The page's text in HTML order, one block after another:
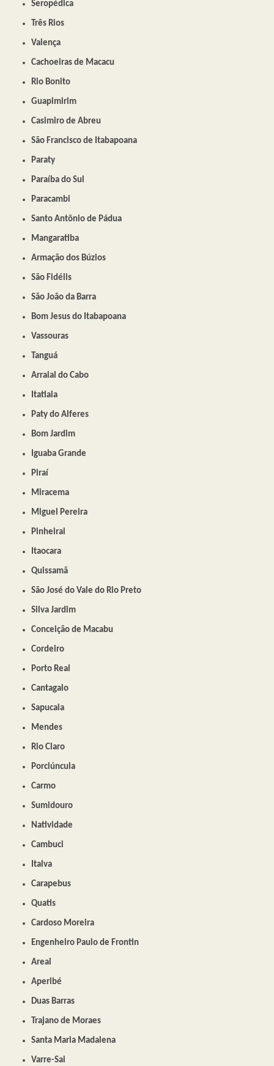
Seropédica
Três Rios
Valença
Cachoeiras de Macacu
Rio Bonito
Guapimirim
Casimiro de Abreu
São Francisco de Itabapoana
Paraty
Paraíba do Sul
Paracambi
Santo Antônio de Pádua
Mangaratiba
Armação dos Búzios
São Fidélis
São João da Barra
Bom Jesus do Itabapoana
Vassouras
Tanguá
Arraial do Cabo
Itatiaia
Paty do Alferes
Bom Jardim
Iguaba Grande
Piraí
Miracema
Miguel Pereira
Pinheiral
Itaocara
Quissamã
São José do Vale do Rio Preto
Silva Jardim
Conceição de Macabu
Cordeiro
Porto Real
Cantagalo
Sapucaia
Mendes
Rio Claro
Porciúncula
Carmo
Sumidouro
Natividade
Cambuci
Italva
Carapebus
Quatis
Cardoso Moreira
Engenheiro Paulo de Frontin
Areal
Aperibé
Duas Barras
Trajano de Moraes
Santa Maria Madalena
Varre-Sai